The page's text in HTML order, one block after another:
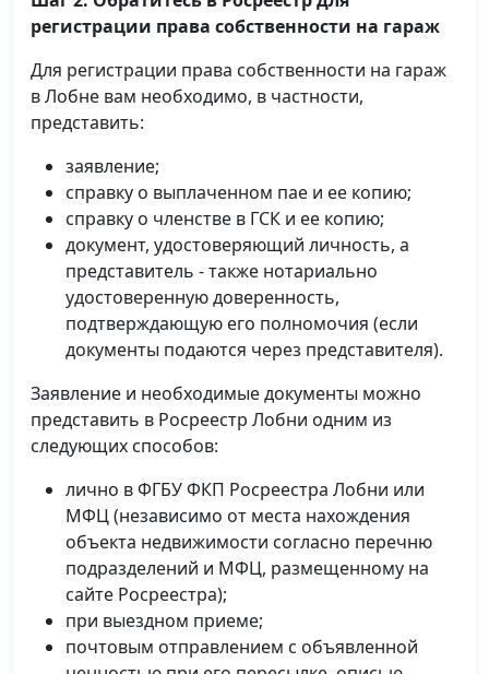
регистрации права собственности на гараж
Для регистрации права собственности на гараж
в Лобне вам необходимо, в частности,
представить:
заявление;
справку о выплаченном пае и ее копию;
справку о членстве в ГСК и ее копию;
документ, удостоверяющий личность, а
представитель - также нотариально
удостоверенную доверенность,
подтверждающую его полномочия (если
документы подаются через представителя).
Заявление и необходимые документы можно
представить в Росреестр Лобни одним из
следующих способов:
лично в ФГБУ ФКП Росреестра Лобни или
МФЦ (независимо от места нахождения
объекта недвижимости согласно перечню
подразделений и МФЦ, размещенному на
сайте Росреестра);
при выездном приеме;
почтовым отправлением с объявленной